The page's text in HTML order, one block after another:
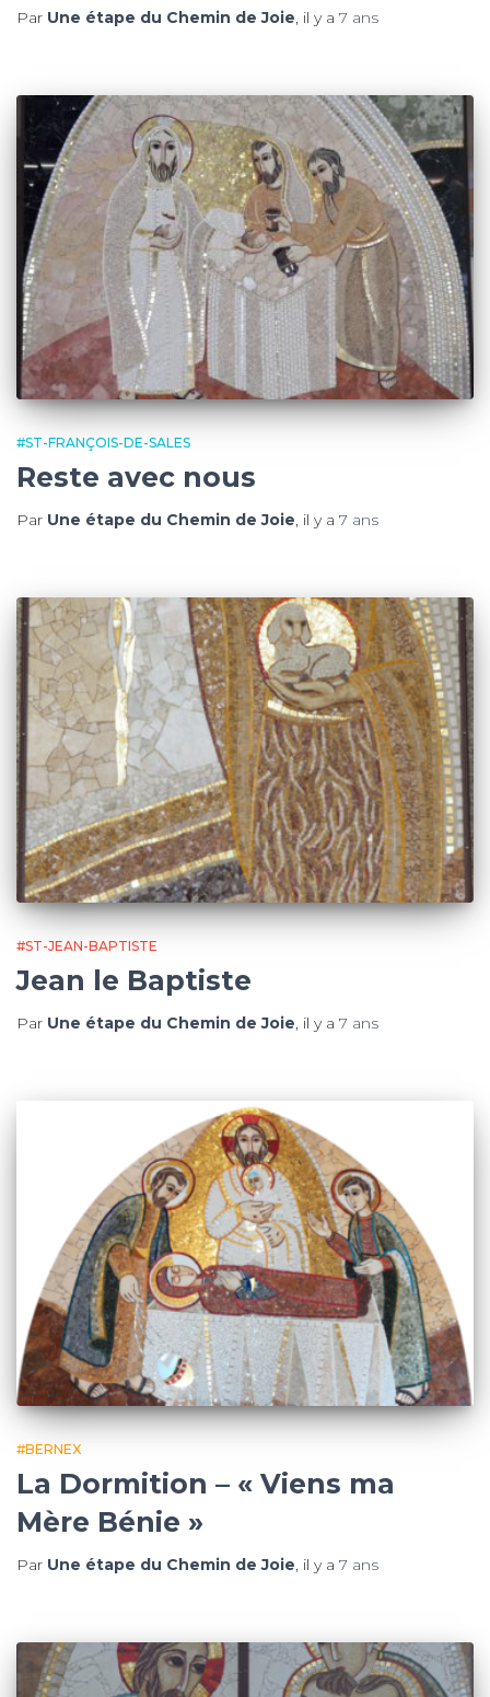
Par Une étape du Chemin de Joie , il y a 7 ans
#ST-FRANÇOIS-DE-SALES
Reste avec nous
Par Une étape du Chemin de Joie, il y a 7 ans
#ST-JEAN-BAPTISTE
Jean le Baptiste
Par Une étape du Chemin de Joie, il y a 7 ans
#BERNEX
La Dormition – « Viens ma
Mère Bénie »
Par Une étape du Chemin de Joie , il y a 7 ans